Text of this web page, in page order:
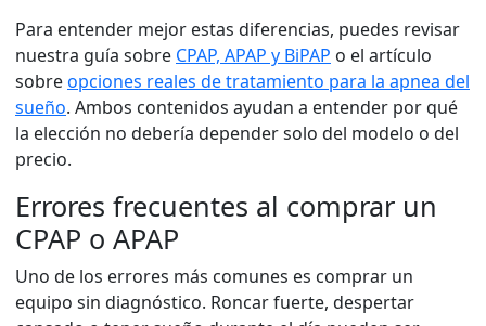
Para entender mejor estas diferencias, puedes revisar
nuestra guía sobre CPAP, APAP y BiPAP o el artículo
sobreopciones reales de tratamiento para la apnea del
sueño. Ambos contenidos ayudan a entender por qué
la elección no debería depender solo del modelo o del
precio.
Errores frecuentes al comprar un
CPAP o APAP
Uno de los errores más comunes es comprar un
equipo sin diagnóstico. Roncar fuerte, despertar